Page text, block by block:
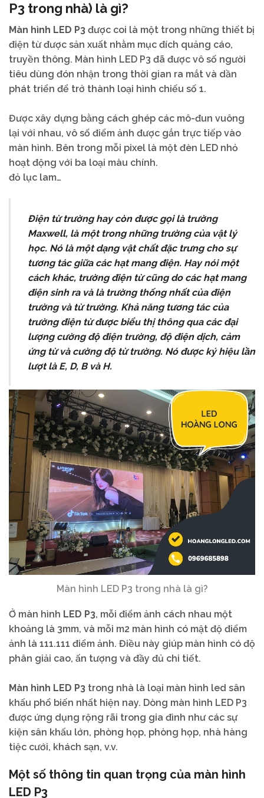
P3 trong nhà) là gì?
Màn hình LED P3 được coi là một trong những thiết bị
điện từ được sản xuất nhằm mục đích quảng cáo,
truyền thông. Màn hình LED P3 đã được vô số người
tiêu dùng đón nhận trong thời gian ra mắt và dần
phát triển để trở thành loại hình chiếu số 1.
Được xây dựng bằng cách ghép các mô-đun vuông
lại với nhau, vô số điểm ảnh được gắn trực tiếp vào
màn hình. Bên trong mỗi pixel là một đèn LED nhỏ
hoạt động với ba loại màu chính.
đỏ lục lam…
Điện từ trường hay còn được gọi là trường
Maxwell, là một trong những trường của vật lý
học. Nó là một dạng vật chất đặc trưng cho sự
tương tác giữa các hạt mang điện. Hay nói một
cách khác, trường điện từ cũng do các hạt mang
điện sinh ra và là trường thống nhất của điện
trường và từ trường. Khả năng tương tác của
trường điện từ được biểu thị thông qua các đại
lượng cường độ điện trường, độ điện dịch, cảm
ứng từ và cường độ từ trường. Nó được ký hiệu lần
lượt là E, D, B và H.
Màn hình LED P3 trong nhà là gì?
Ở màn hình LED P3, mỗi điểm ảnh cách nhau một
khoảng là 3mm, và mỗi m2 màn hình có mật độ điểm
ảnh là 111.111 điểm ảnh. Điều này giúp màn hình có độ
phân giải cao, ấn tượng và đầy đủ chi tiết.
Màn hình LED P3 trong nhà là loại màn hình led sân
khấu phổ biến nhất hiện nay. Dòng màn hình LED P3
được ứng dụng rộng rãi trong gia đình như các sự
kiện sân khấu lớn, phòng họp, phòng họp, nhà hàng
tiệc cưới, khách sạn, v.v.
Một số thông tin quan trọng của màn hình
LED P3